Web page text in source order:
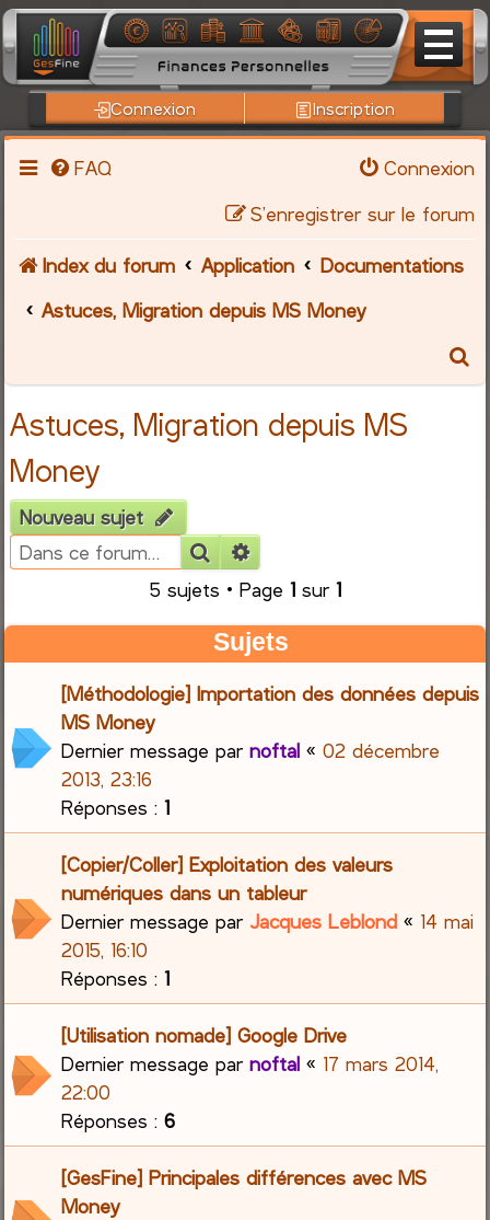
Connexion Inscription
FAQ
Connexion
S’enregistrer sur le forum
Index du forum Application
Documentations
Astuces, Migration depuis MS Money
c
h
Astuces, Migration depuis MS
Money
Nouveau sujet
Rechercher
5 sujets • Page 1sur 1
Sujets
[Méthodologie] Importation des données depuis
MS Money
Dernier message parnoftal «02 décembre
2013, 23:16
Réponses :1
[Copier/Coller] Exploitation des valeurs
numériques dans un tableur
Dernier message parJacques Leblond « 14 mai
2015, 16:10
Réponses :1
[Utilisation nomade] Google Drive
Dernier message parnoftal « 17 mars 2014,
22:00
Réponses :6
[GesFine] Principales différences avec MS
Money